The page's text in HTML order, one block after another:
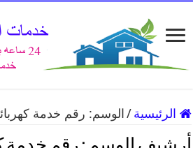
الرئيسية / الوسم: رقم خدمة